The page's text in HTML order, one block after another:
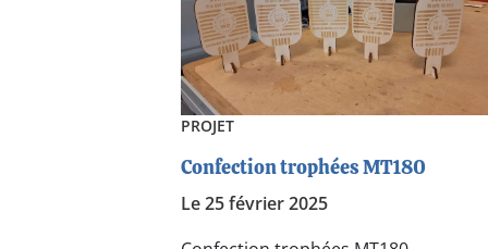
PROJET
Confection trophées MT180
Le 25 février 2025